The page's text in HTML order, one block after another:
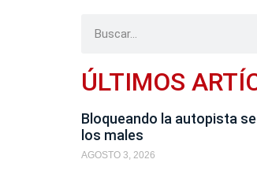
ÚLTIMOS
Bloqueando la autopista
los males
AGOSTO 3, 2026